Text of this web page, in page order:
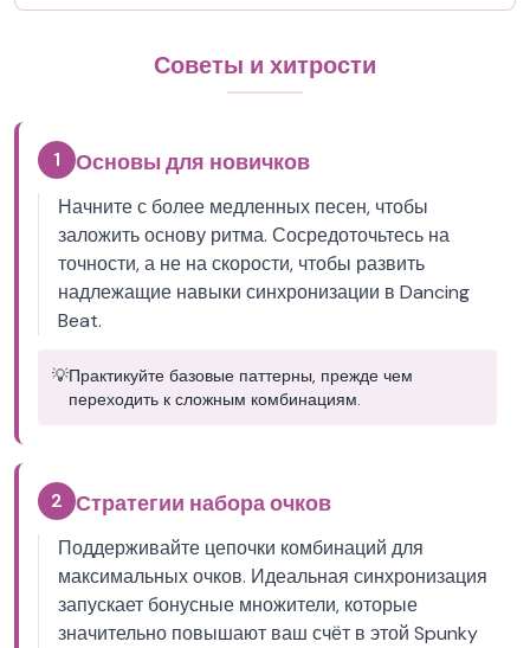
Советы и хитрости
1 Основы для новичков
Начните с более медленных песен, чтобы
заложить основу ритма. Сосредоточьтесь на
точности, а не на скорости, чтобы развить
надлежащие навыки синхронизации в Dancing
Beat.
💡Практикуйте базовые паттерны, прежде чем
переходить к сложным комбинациям.
2 Стратегии набора очков
Поддерживайте цепочки комбинаций для
максимальных очков. Идеальная синхронизация
запускает бонусные множители, которые
значительно повышают ваш счёт в этой Spunky